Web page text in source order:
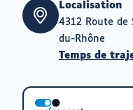
Localisation
4312 Route de
du-Rhône
Temps de